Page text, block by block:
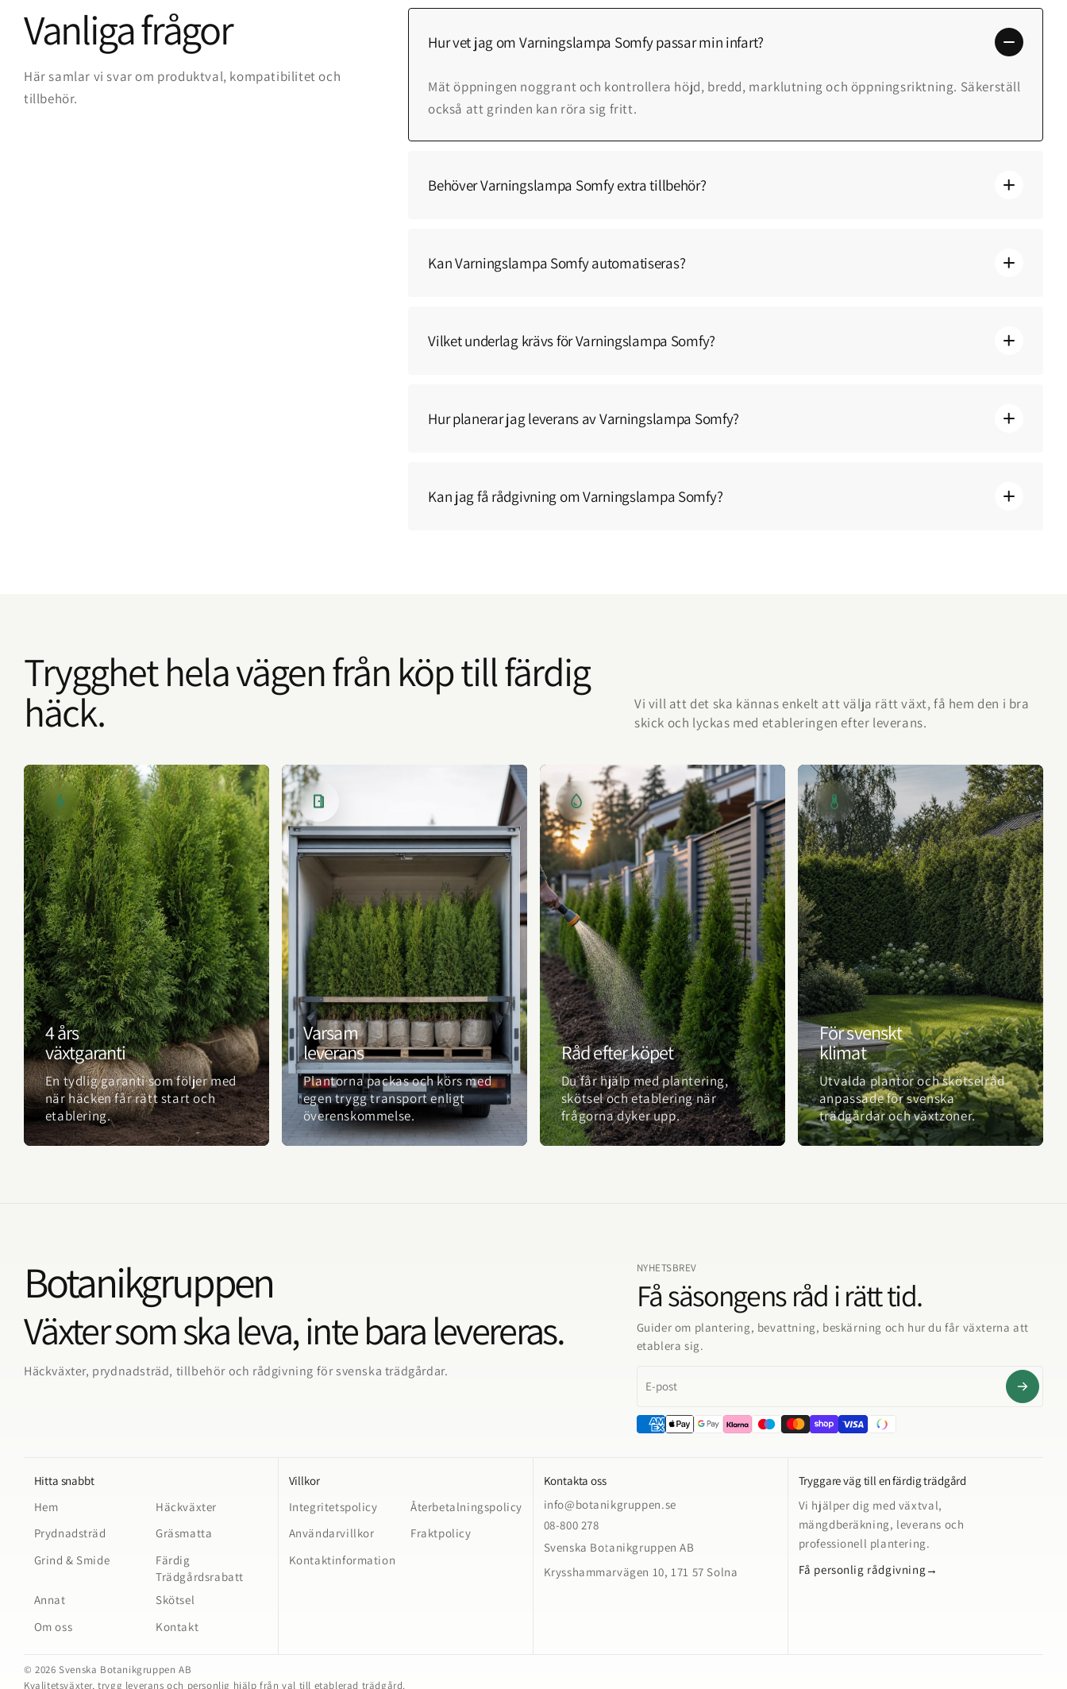
Vanliga frågor
Här samlar vi svar om produktval, kompatibilitet och
tillbehör.
Hur vet jag om Varningslampa Somfy passar min infart?
Mät öppningen noggrant och kontrollera höjd, bredd, marklutning och öppningsriktning. Säkerställ
också att grinden kan röra sig fritt.
Behöver Varningslampa Somfy extra tillbehör?
Kan Varningslampa Somfy automatiseras?
Vilket underlag krävs för Varningslampa Somfy?
Hur planerar jag leverans av Varningslampa Somfy?
Kan jag få rådgivning om Varningslampa Somfy?
Trygghet hela vägen från köp till färdig
häck.
Vi vill att det ska kännas enkelt att välja rätt växt, få hem den i bra
skick och lyckas med etableringen efter leverans.
4 års
växtgaranti
En tydlig garanti som följer med
när häcken får rätt start och
etablering.
Varsam
leverans
Plantorna packas och körs med
egen trygg transport enligt
överenskommelse.
Råd efter köpet
Du får hjälp med plantering,
skötsel och etablering när
frågorna dyker upp.
För svenskt
klimat
Utvalda plantor och skötselråd
anpassade för svenska
trädgårdar och växtzoner.
Botanikgruppen
Växter som ska leva, inte bara levereras.
Häckväxter, prydnadsträd, tillbehör och rådgivning för svenska trädgårdar.
NYHETSBREV
Få säsongens råd i rätt tid.
Guider om plantering, bevattning, beskärning och hur du får växterna att
etablera sig.
Hitta snabbt
Hem
Häckväxter
Prydnadsträd
Gräsmatta
Grind & Smide
Färdig
Trädgårdsrabatt
Annat
Skötsel
Om oss
Kontakt
Villkor
Integritetspolicy
Återbetalningspolicy
Användarvillkor
Fraktpolicy
Kontaktinformation
Kontakta oss
info@botanikgruppen.se
08-800 278
Svenska Botanikgruppen AB
Krysshammarvägen 10, 171 57 Solna
Tryggare väg till en färdig trädgård
Vi hjälper dig med växtval,
mängdberäkning, leverans och
professionell plantering.
Få personlig rådgivning→
© 2026 Svenska Botanikgruppen AB
Kvalitetsväxter, trygg leverans och personlig hjälp från val till etablerad trädgård.